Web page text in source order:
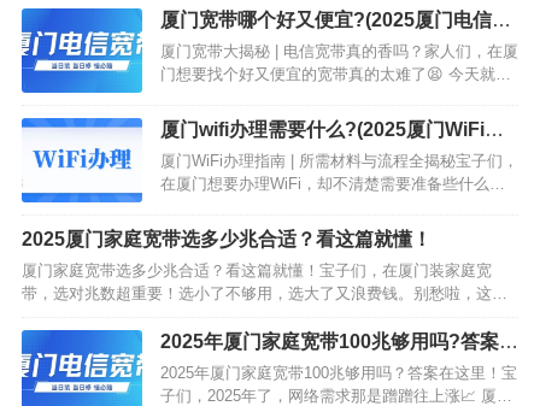
厦门宽带哪个好又便宜?(2025厦门电信宽
带价格)
厦门宽带大揭秘 | 电信宽带真的香吗？家人们，在厦
门想要找个好又便宜的宽带真的太难了😫 今天就来
儿！…
厦门wifi办理需要什么?(2025厦门WiFi办
理指南)
厦门WiFi办理指南 | 所需材料与流程全揭秘宝子们，
在厦门想要办理WiFi，却不清楚需要准备些什么？
人用户还是企业用户，看完都能轻松搞定WiFi办理
😎…
2025厦门家庭宽带选多少兆合适？看这篇就懂！
厦门家庭宽带选多少兆合适？看这篇就懂！宝子们，在厦门装家庭宽
带，选对兆数超重要！选小了不够用，选大了又浪费钱。别愁啦，这篇
攻略帮你精准拿捏合适的宽带兆数🤗！🛋️轻度使用场景👤适用人群家里
2025年厦门家庭宽带100兆够用吗?答案在
这里!
2025年厦门家庭宽带100兆够用吗？答案在这里！宝
子们，2025年了，网络需求那是蹭蹭往上涨📈 厦门